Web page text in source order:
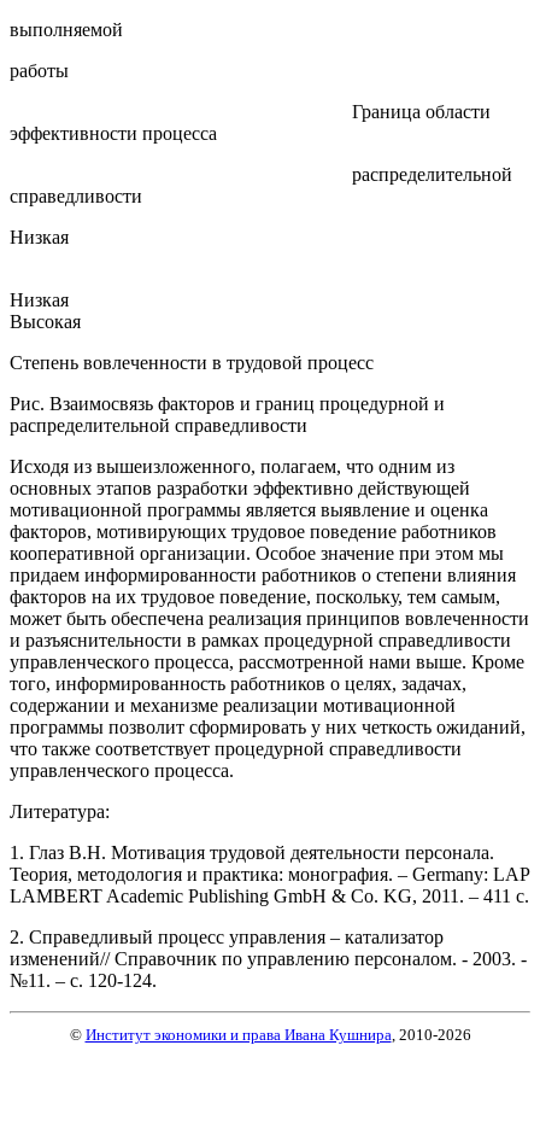
выполняемой
работы
Граница области
эффективности процесса
распределительной
справедливости
Низкая
Низкая
Высокая
Степень вовлеченности в трудовой процесс
Рис. Взаимосвязь факторов и границ процедурной и
распределительной справедливости
Исходя из вышеизложенного, полагаем, что одним из
основных этапов разработки эффективно действующей
мотивационной программы является выявление и оценка
факторов, мотивирующих трудовое поведение работников
кооперативной организации. Особое значение при этом мы
придаем информированности работников о степени влияния
факторов на их трудовое поведение, поскольку, тем самым,
может быть обеспечена реализация принципов вовлеченности
и разъяснительности в рамках процедурной справедливости
управленческого процесса, рассмотренной нами выше. Кроме
того, информированность работников о целях, задачах,
содержании и механизме реализации мотивационной
программы позволит сформировать у них четкость ожиданий,
что также соответствует процедурной справедливости
управленческого процесса.
Литература:
1. Глаз В.Н. Мотивация трудовой деятельности персонала.
Теория, методология и практика: монография. – Germany: LAP
LAMBERT Academic Publishing GmbH & Co. KG, 2011. – 411 с.
2. Справедливый процесс управления – катализатор
изменений// Справочник по управлению персоналом. - 2003. -
№11. – с. 120-124.
© Институт экономики и права Ивана Кушнира , 2010-2026